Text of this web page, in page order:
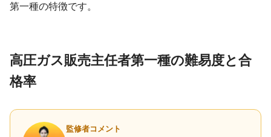
第一種の特徴です。
高圧ガス販売主任者第一種の難易度と合
格率
監修者コメント